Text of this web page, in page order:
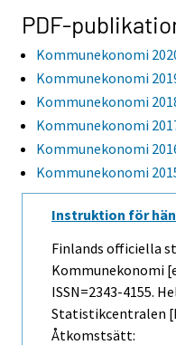
PDF-
Kommunekonomi
Kommunekonomi
Kommunekonomi
Kommunekonomi
Kommunekonomi
Kommunekonomi
Instruktion för
Finlands officiella
Kommunekonomi
ISSN=2343-4155.
Statistikcentralen
Åtkomstsätt: